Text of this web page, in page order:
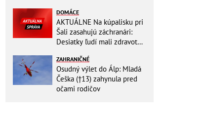
vošla do...
DOMÁCE
AKTUÁLNE Na kúpalisku pri
Šali zasahujú záchranári:
Desiatky ľudí mali zdravotné
ZAHRANIČNÉ
Osudný výlet do Álp: Mladá
Češka (†13) zahynula pred
očami rodičov